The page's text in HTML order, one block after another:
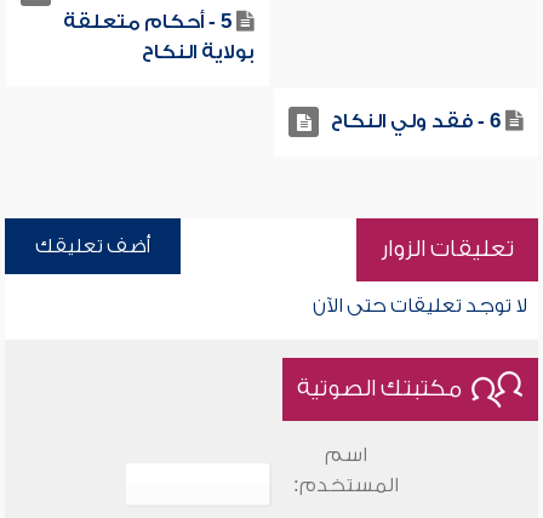
5 - أحكام متعلقة
بولاية النكاح
6 - فقد ولي النكاح
تعليقات الزوار أضف تعليقك
لا توجد تعليقات حتى الآن
مكتبتك الصوتية
اسم
المستخدم: